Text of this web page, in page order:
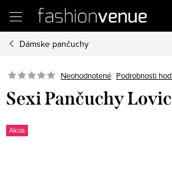
obsah
Dámske pančuchy
Neohodnotené Podrobnosti
Sexi Pančuchy
Akcia